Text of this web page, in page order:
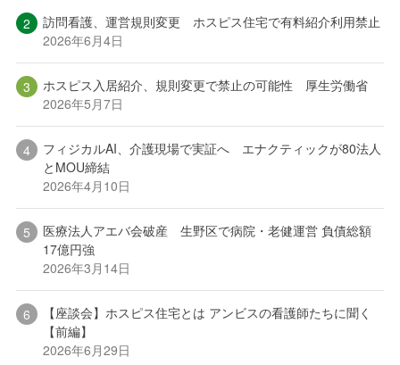
訪問看護、運営規則変更 ホスピス住宅で有料紹介利用禁止
2026年6月4日
ホスピス入居紹介、規則変更で禁止の可能性 厚生労働省
2026年5月7日
フィジカルAI、介護現場で実証へ エナクティックが80法人
とMOU締結
2026年4月10日
医療法人アエバ会破産 生野区で病院・老健運営 負債総額
17億円強
2026年3月14日
【座談会】ホスピス住宅とは アンビスの看護師たちに聞く
【前編】
2026年6月29日